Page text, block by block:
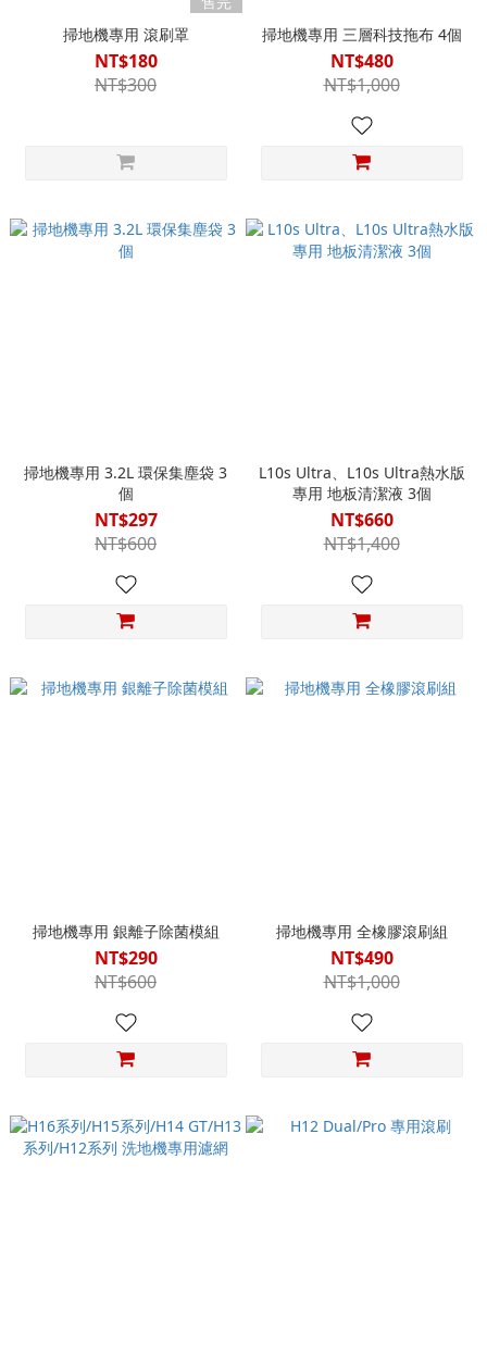
掃地機專用 滾刷罩
NT$180
NT$300
掃地機專用 三層科技拖布 4個
NT$480
NT$1,000
掃地機專用 3.2L 環保集塵袋 3
個
NT$297
NT$600
L10s Ultra、L10s Ultra熱水版
專用 地板清潔液 3個
NT$660
NT$1,400
掃地機專用 銀離子除菌模組
NT$290
NT$600
掃地機專用 全橡膠滾刷組
NT$490
NT$1,000